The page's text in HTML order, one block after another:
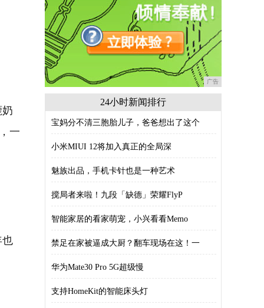
一
广告
24小时新闻排行
宝妈分不清三胞胎儿子，爸爸想出了这个
小米MIUI 12将加入真正的全局深
魅族出品，手机卡针也是一种艺术
搅局者来啦！九段「缺德」荣耀FlyP
智能家居的看家萌宠，小兴看看Memo
禁足在家被逼成大厨？翻车现场在这！一
华为Mate30 Pro 5G超级慢
支持HomeKit的智能床头灯